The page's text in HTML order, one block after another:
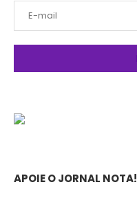
APOIE O JORNAL NOTA!